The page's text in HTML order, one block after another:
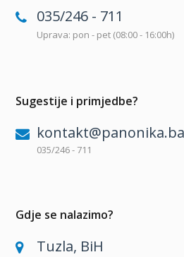
035/246 - 711
Uprava: pon - pet (08:00 - 16:00h)
Sugestije i primjedbe?
kontakt@panonika.ba
035/246 - 711
Gdje se nalazimo?
Tuzla, BiH